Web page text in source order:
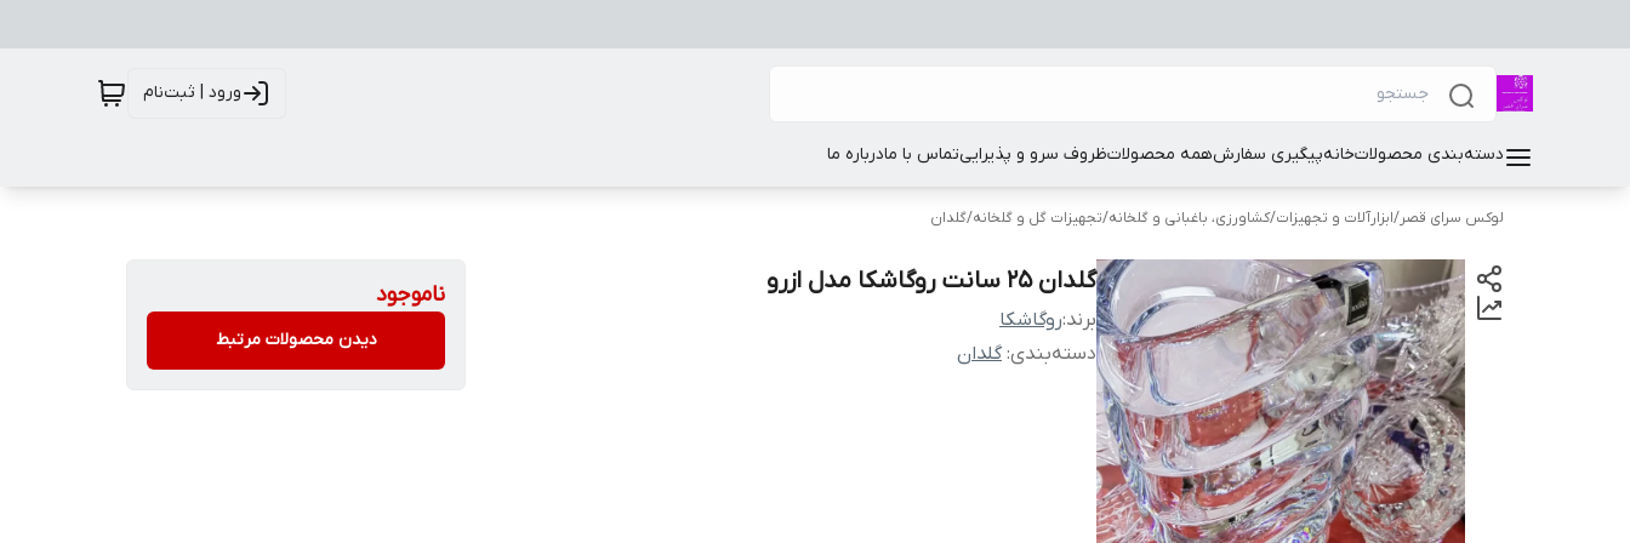
ورود | ثبت‌نام
دسته‌بندی محصولاتخانهپیگیری سفارشهمه محصولاتظروف سرو و پذیراییتماس با مادرباره ما
لوکس سرای قصر/ابزارآلات و تجهیزات/کشاورزی، باغبانی و گلخانه/تجهیزات گل و گلخانه‌/گلدان
گلدان 25 سانت روگاشکا مدل ازرو
برند:روگاشکا
دسته‌بندی:گلدان
ناموجود
دیدن محصولات مرتبط